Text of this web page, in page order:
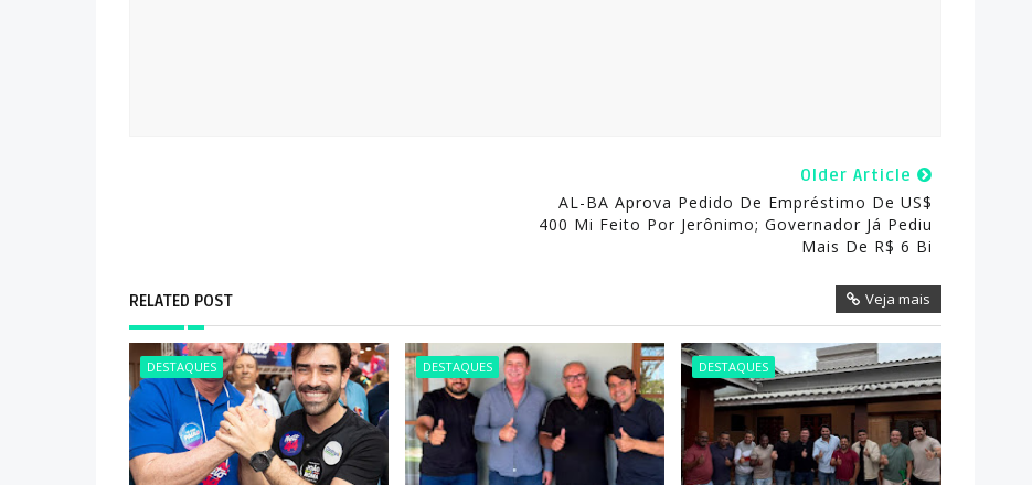
Older Article
AL-BA Aprova Pedido De Empréstimo De US$
400 Mi Feito Por Jerônimo; Governador Já Pediu
Mais De R$ 6 Bi
RELATED POST Veja mais
DESTAQUES DESTAQUES DESTAQUES